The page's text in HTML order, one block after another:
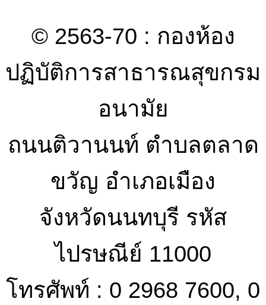
© 2563-70 : กองห้อง
ปฏิบัติการสาธารณสุขกรม
อนามัย
ถนนติวานนท์ ตำบลตลาด
ขวัญ อำเภอเมือง
จังหวัดนนทบุรี รหัส
ไปรษณีย์ 11000
โทรศัพท์ : 0 2968 7600, 0